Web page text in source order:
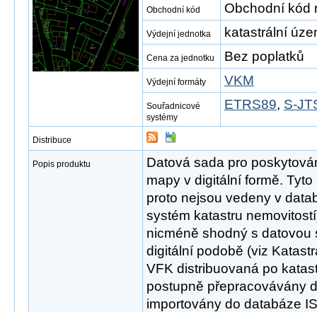
Obchodní kód Obchodní kód
Výdejní jednotka katastrální
Cena za jednotku Bez poplatků
Výdejní formáty VKM
Souřadnicové
systémy
ETRS89, S-
Distribuce
Popis produktu
Datová sada pro
mapy v digitální formě.
proto nejsou vedeny v
systém katastru
nicméně shodný s datovou
digitální podobě (viz
VFK distribuovaná po
postupně přepracovávány
importovány do databáze